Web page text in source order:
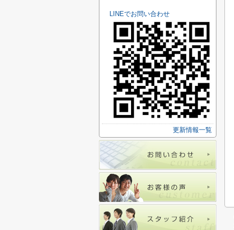
LINEでお問い合わせ
更新情報一覧